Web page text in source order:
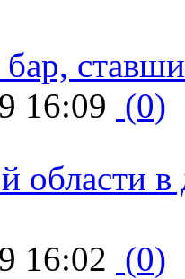
16:09 (0)
области в
16:02 (0)